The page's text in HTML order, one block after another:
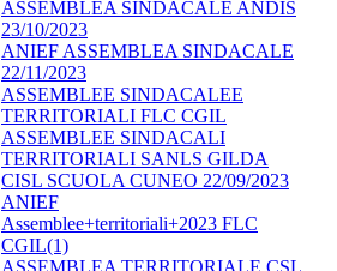
ASSEMBLEA SINDACALE ANDIS
23/10/2023
ANIEF ASSEMBLEA SINDACALE
22/11/2023
ASSEMBLEE SINDACALEE
TERRITORIALI FLC CGIL
ASSEMBLEE SINDACALI
TERRITORIALI SANLS GILDA
CISL SCUOLA CUNEO 22/09/2023
ANIEF
Assemblee+territoriali+2023 FLC
CGIL(1)